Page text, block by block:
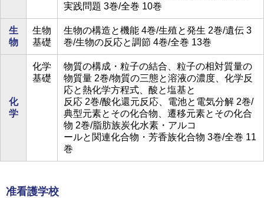
実践問題 3巻/全巻 10巻
生
物
生物
基礎
生物の構造と機能 4巻/生殖と発生 2巻/遺伝 3
巻/生物の反応と調節 4巻/全巻 13巻
化
学
化学
基礎
物質の構成・粒子の結合、粒子の相対質量の
物質量 2巻/物質の三態と溶液の濃度、化学反
応と熱化学方程式、酸と塩基と
反応 2巻/酸化還元反応、電池と電気分解 2巻/
典型元素とその化合物、遷移元素とその化合
物 2巻/脂肪族炭化水素・アルコ
ールと関連化合物・芳香族化合物 3巻/全巻 11
巻
准看護学校